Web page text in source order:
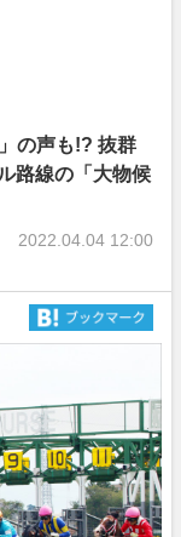
の声も!? 抜群
路線の「大物候
2022.04.04 12:00